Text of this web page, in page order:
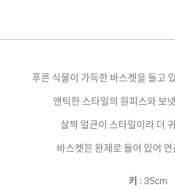
푸른 식물이 가득한 바스켓을 들고
앤틱한 스타일의 원피스와 보
살짝 얼큰이 스타일이라 더
바스켓은 완제로 들어 있어 연
키 : 35cm